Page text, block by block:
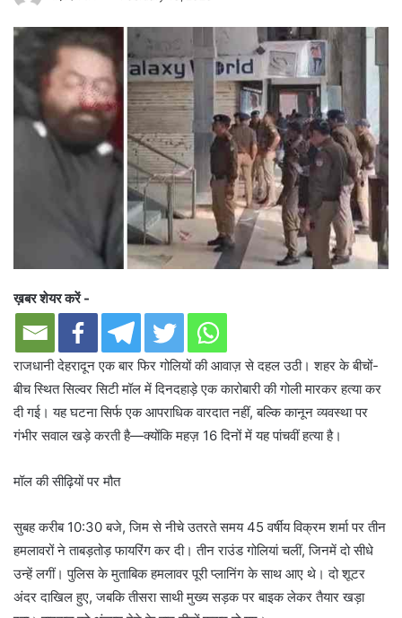
ख़बर शेयर करें -
राजधानी देहरादून एक बार फिर गोलियों की आवाज़ से दहल उठी। शहर के बीचों-
बीच स्थित सिल्वर सिटी मॉल में दिनदहाड़े एक कारोबारी की गोली मारकर हत्या कर
दी गई। यह घटना सिर्फ एक आपराधिक वारदात नहीं, बल्कि कानून व्यवस्था पर
गंभीर सवाल खड़े करती है—क्योंकि महज़ 16 दिनों में यह पांचवीं हत्या है।
मॉल की सीढ़ियों पर मौत
सुबह करीब 10:30 बजे, जिम से नीचे उतरते समय 45 वर्षीय विक्रम शर्मा पर तीन
हमलावरों ने ताबड़तोड़ फायरिंग कर दी। तीन राउंड गोलियां चलीं, जिनमें दो सीधे
उन्हें लगीं। पुलिस के मुताबिक हमलावर पूरी प्लानिंग के साथ आए थे। दो शूटर
अंदर दाखिल हुए, जबकि तीसरा साथी मुख्य सड़क पर बाइक लेकर तैयार खड़ा